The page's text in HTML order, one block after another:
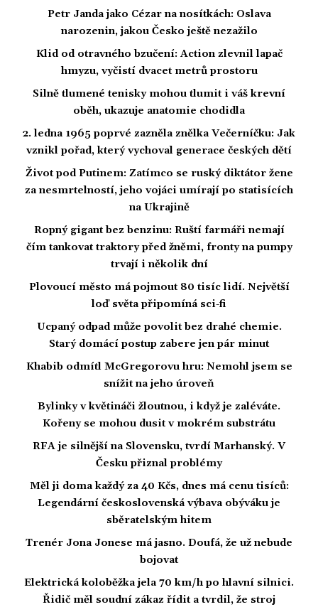
Petr Janda jako Cézar na nosítkách: Oslava
narozenin, jakou Česko ještě nezažilo
Klid od otravného bzučení: Action zlevnil lapač
hmyzu, vyčistí dvacet metrů prostoru
Silně tlumené tenisky mohou tlumit i váš krevní
oběh, ukazuje anatomie chodidla
2. ledna 1965 poprvé zazněla znělka Večerníčku: Jak
vznikl pořad, který vychoval generace českých dětí
Život pod Putinem: Zatímco se ruský diktátor žene
za nesmrtelností, jeho vojáci umírají po statisících
na Ukrajině
Ropný gigant bez benzinu: Ruští farmáři nemají
čím tankovat traktory před žněmi, fronty na pumpy
trvají i několik dní
Plovoucí město má pojmout 80 tisíc lidí. Největší
loď světa připomíná sci-fi
Ucpaný odpad může povolit bez drahé chemie.
Starý domácí postup zabere jen pár minut
Khabib odmítl McGregorovu hru: Nemohl jsem se
snížit na jeho úroveň
Bylinky v květináči žloutnou, i když je zaléváte.
Kořeny se mohou dusit v mokrém substrátu
RFA je silnější na Slovensku, tvrdí Marhanský. V
Česku přiznal problémy
Měl ji doma každý za 40 Kčs, dnes má cenu tisíců:
Legendární československá výbava obýváku je
sběratelským hitem
Trenér Jona Jonese má jasno. Doufá, že už nebude
bojovat
Elektrická koloběžka jela 70 km/h po hlavní silnici.
Řidič měl soudní zákaz řídit a tvrdil, že stroj